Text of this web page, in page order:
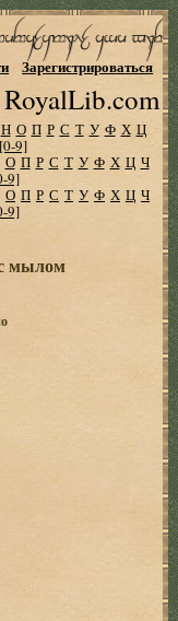
RoyalLib.com
Зарегистрироваться
Н О П Р С Т У Ф Х Ц
[0-9]
О П Р С Т У Ф Х Ц Ч
9]
О П Р С Т У Ф Х Ц Ч
9]
мылом